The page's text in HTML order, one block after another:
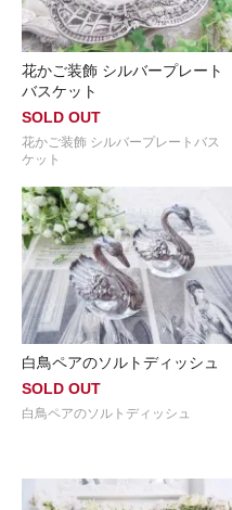
花かご装飾 シルバープレート
バスケット
SOLD OUT
花かご装飾 シルバープレートバス
ケット
白鳥ペアのソルトディッシュ
SOLD OUT
白鳥ペアのソルトディッシュ